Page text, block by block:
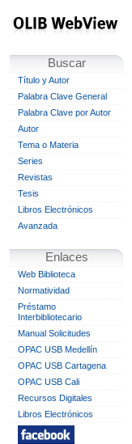
Buscar
Título y Autor
Palabra Clave General
Palabra Clave por Autor
Autor
Tema o Materia
Series
Revistas
Tesis
Libros Electrónicos
Avanzada
Enlaces
Web Biblioteca
Normatividad
Préstamo
Interbibliotecario
Manual Solicitudes
OPAC USB Medellín
OPAC USB Cartagena
OPAC USB Cali
Recursos Digitales
Libros Electrónicos